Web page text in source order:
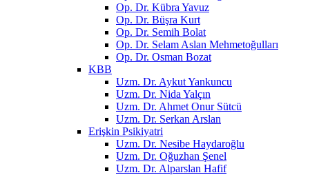
Op. Dr. Kübra Yavuz
Op. Dr. Büşra Kurt
Op. Dr. Semih Bolat
Op. Dr. Selam Aslan Mehmetoğulları
Op. Dr. Osman Bozat
KBB
Uzm. Dr. Aykut Yankuncu
Uzm. Dr. Nida Yalçın
Uzm. Dr. Ahmet Onur Sütcü
Uzm. Dr. Serkan Arslan
Erişkin Psikiyatri
Uzm. Dr. Nesibe Haydaroğlu
Uzm. Dr. Oğuzhan Şenel
Uzm. Dr. Alparslan Hafif